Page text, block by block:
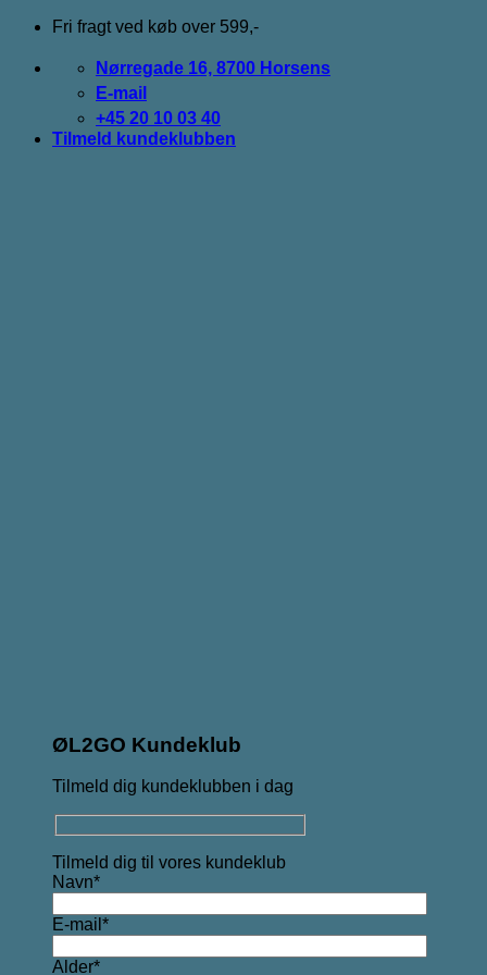
Fortsæt
indhold
Fri fragt ved køb over 599,-
Nørregade 16, 8700 Horsens
E-mail
+45 20 10 03 40
Tilmeld kundeklubben
ØL2GO Kundeklub
Tilmeld dig kundeklubben i dag
Tilmeld dig til vores kundeklub
Navn*
E-mail*
Alder*